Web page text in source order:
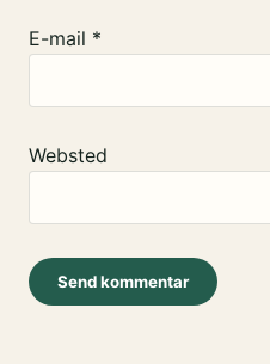
E-mail *
Websted